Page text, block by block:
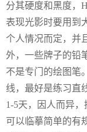
分其硬度和黑度，
表现光影时要用到
个人情况而定，并
外，一些牌子的铅
不是专门的绘图笔
线，最好是练习直
1-5天，因人而异
可以临摹简单的有